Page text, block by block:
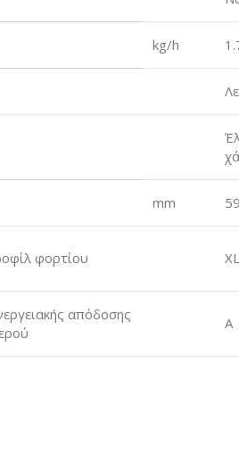
kg/h
mm
φορτίου XL
απόδοσης
A